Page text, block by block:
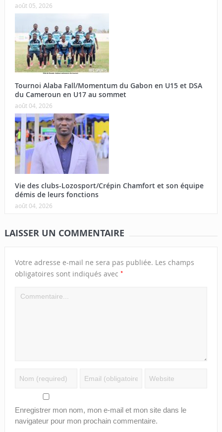
août 05, 2026
Tournoi Alaba Fall/Momentum du Gabon en U15 et DSA
du Cameroun en U17 au sommet
août 04, 2026
Vie des clubs-Lozosport/Crépin Chamfort et son équipe
démis de leurs fonctions
août 04, 2026
LAISSER UN COMMENTAIRE
Votre adresse e-mail ne sera pas publiée. Les champs
obligatoires sont indiqués avec *
Enregistrer mon nom, mon e-mail et mon site dans le
navigateur pour mon prochain commentaire.